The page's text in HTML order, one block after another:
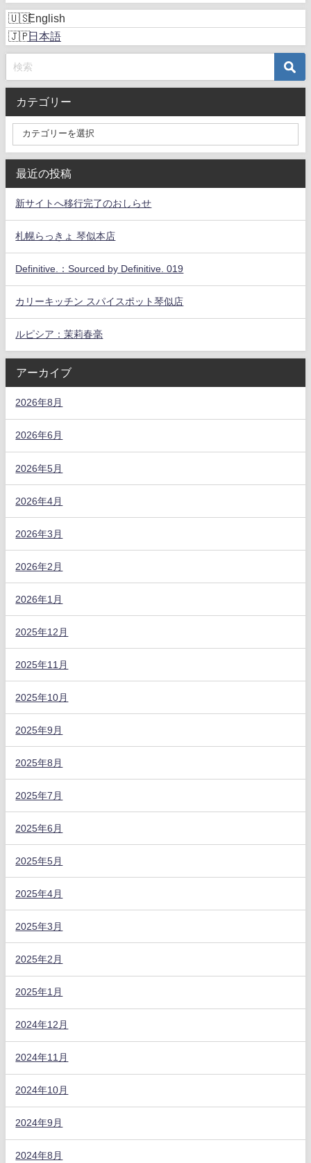
English
日本語
カテゴリー
最近の投稿
新サイトへ移行完了のおしらせ
札幌らっきょ 琴似本店
Definitive.：Sourced by Definitive. 019
カリーキッチン スパイスポット琴似店
ルピシア：茉莉春毫
アーカイブ
2026年8月
2026年6月
2026年5月
2026年4月
2026年3月
2026年2月
2026年1月
2025年12月
2025年11月
2025年10月
2025年9月
2025年8月
2025年7月
2025年6月
2025年5月
2025年4月
2025年3月
2025年2月
2025年1月
2024年12月
2024年11月
2024年10月
2024年9月
2024年8月